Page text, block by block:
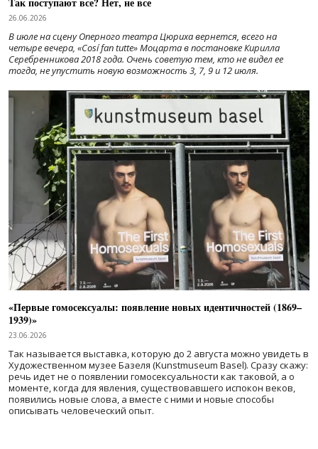
26.06.2026
В июле на сцену Оперного театра Цюриха вернется, всего на
четыре вечера, «Cosí fan tutte» Моцарта в постановке Кирилла
Серебренникова 2018 года. Очень советую тем, кто не видел ее
тогда, не упустить новую возможность 3, 7, 9 и 12 июля.
«Первые гомосексуалы: появление новых идентичностей (1869–
1939)»
23.06.2026
Так называется выставка, которую до 2 августа можно увидеть в
Художественном музее Базеля (Kunstmuseum Basel). Сразу скажу:
речь идет не о появлении гомосексуальности как таковой, а о
моменте, когда для явления, существовавшего испокон веков,
появились новые слова, а вместе с ними и новые способы
описывать человеческий опыт.